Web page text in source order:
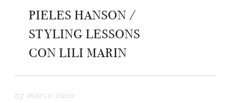
PIELES HANSON /
STYLING LESSONS
CON LILI MARIN
03 marzo 2020